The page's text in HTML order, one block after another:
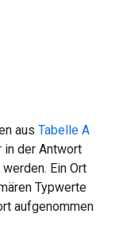
aus Tabelle A
in der Antwort
Ein Ort
Typwerte
aufgenommen